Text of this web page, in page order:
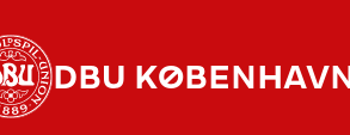
DBU KØBENHAVN